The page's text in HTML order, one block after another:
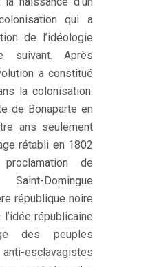
qui a
de l’idéologie
suivant. Après
a constitué
la colonisation.
de Bonaparte en
ans seulement
rétabli en 1802
de
Domingue
république noire
républicaine
des peuples
esclavagistes